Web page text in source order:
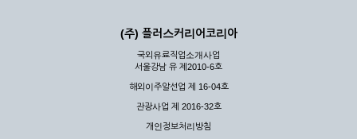
(주) 플러스커리어코리아
국외유료직업소개사업
서울강남 유 제2010-6호
해외이주알선업 제 16-04호
관광사업 제 2016-32호
개인정보처리방침